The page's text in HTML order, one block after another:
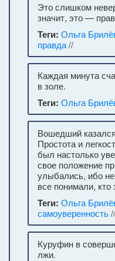
Это слишком
значит, это —
Теги: Ольга
правда//
Каждая минута
в золе.
Теги: Ольга
Вошедший
Простота и
был настолько
свое положение
улыбались, ибо
все понимали, кто
Теги: Ольга
самоуверенность//
Куруфин в
лжи.